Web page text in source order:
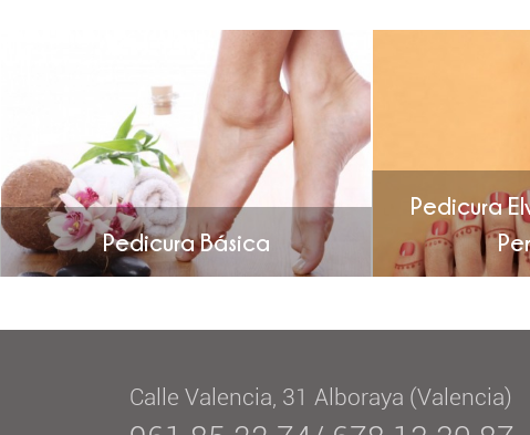
Pedicura Básica
Pedicura
Calle Valencia, 31 Alboraya (Valencia)